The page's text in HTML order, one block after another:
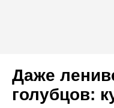
Даже
голубцов: